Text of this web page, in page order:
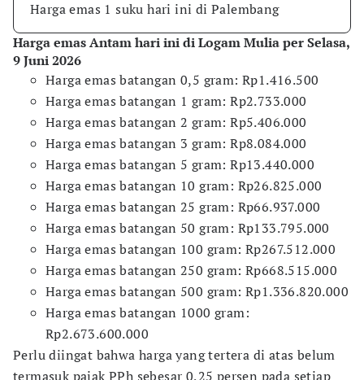
Harga emas 1 suku hari ini di Palembang
Harga emas Antam hari ini di Logam Mulia per Selasa,
9 Juni 2026
Harga emas batangan 0,5 gram: Rp1.416.500
​Harga emas batangan 1 gram: Rp2.733.000
​Harga emas batangan 2 gram: Rp5.406.000
​Harga emas batangan 3 gram: Rp8.084.000
​Harga emas batangan 5 gram: Rp13.440.000
​Harga emas batangan 10 gram: Rp26.825.000
​Harga emas batangan 25 gram: Rp66.937.000
​Harga emas batangan 50 gram: Rp133.795.000
​Harga emas batangan 100 gram: Rp267.512.000
​Harga emas batangan 250 gram: Rp668.515.000
​Harga emas batangan 500 gram: Rp1.336.820.000
​Harga emas batangan 1000 gram:
Rp2.673.600.000
Perlu diingat bahwa harga yang tertera di atas belum
termasuk pajak PPh sebesar 0,25 persen pada setiap